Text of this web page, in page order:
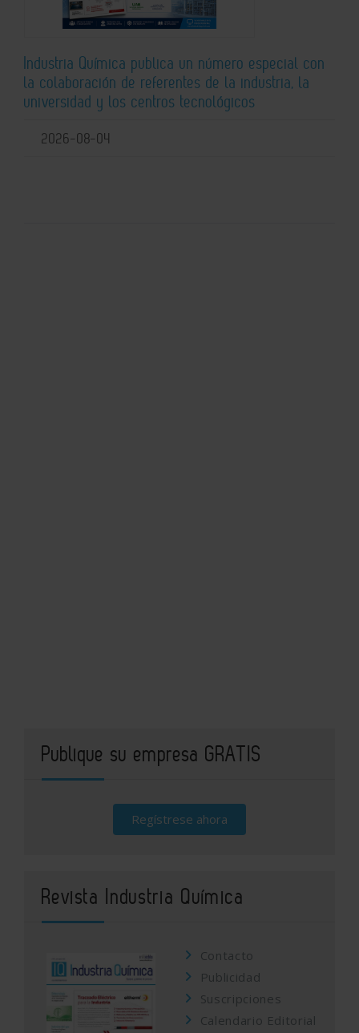
Industria Química publica un número especial con
la colaboración de referentes de la industria, la
universidad y los centros tecnológicos
2026-08-04
Publique su empresa GRATIS
Regístrese ahora
Revista Industria Química
Contacto
Publicidad
Suscripciones
Calendario Editorial